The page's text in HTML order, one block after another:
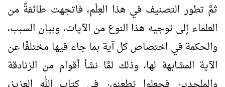
ثمَّ تطور التصنيف في هذا العِلْم، فاتجهت طائفةٌ من
العلماء إلى توجيه هذا النوع من الآيات، وبيان السبب،
والحكمة في اختصاص كل آية بما جاء فيها مختلفًا عن
الآية المشابهة لها، وذلك لمَّا نشأ أقوام من الزنادقة